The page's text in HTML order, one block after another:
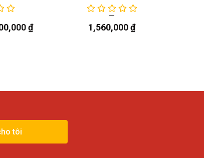
₫ 1,560,000₫
tôi